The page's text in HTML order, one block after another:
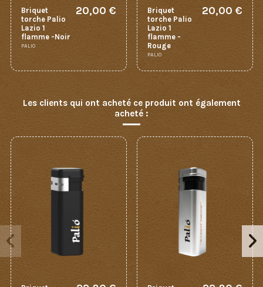
Briquet
torche Palio
Lazio 1
flamme -Noir
PALIO
20,00 €
Briquet
torche Palio
Lazio 1
flamme -
Rouge
PALIO
20,00 €
Les clients qui ont acheté ce produit ont également
acheté :